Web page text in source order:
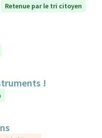
Retenue par le tri citoyen
!